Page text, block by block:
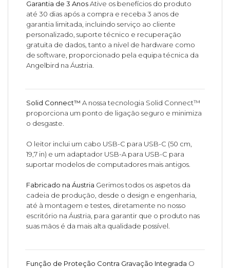
Garantia de 3 AnosAtive os benefícios do produto
até 30 dias após a compra e receba 3 anos de
garantia limitada, incluindo serviço ao cliente
personalizado, suporte técnico e recuperação
gratuita de dados, tanto a nível de hardware como
de software, proporcionado pela equipa técnica da
Angelbird na Áustria.
Solid Connect™ A nossa tecnologia Solid Connect™
proporciona um ponto de ligação seguro e minimiza
o desgaste.
O leitor inclui um cabo USB-C para USB-C (50 cm,
19,7 in) e um adaptador USB-A para USB-C para
suportar modelos de computadores mais antigos.
Fabricado na Áustria Gerimos todos os aspetos da
cadeia de produção, desde o design e engenharia,
até à montagem e testes, diretamente no nosso
escritório na Áustria, para garantir que o produto nas
suas mãos é da mais alta qualidade possível.
Função de Proteção Contra Gravação Integrada O